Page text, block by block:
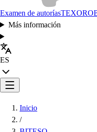
Examen de autoríasTEXORO
Más información
ES
Inicio
/